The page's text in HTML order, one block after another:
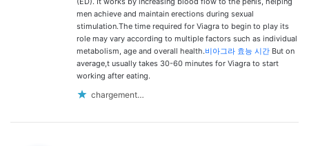
men achieve and maintain erections during sexual
stimulation.The time required for Viagra to begin to play its
role may vary according to multiple factors such as individual
metabolism, age and overall health.비아그라 효능 시간 But on
average,t usually takes 30-60 minutes for Viagra to start
working after eating.
chargement…